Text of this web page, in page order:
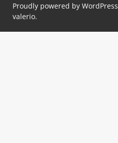
Proudly powered by WordPress
valerio.